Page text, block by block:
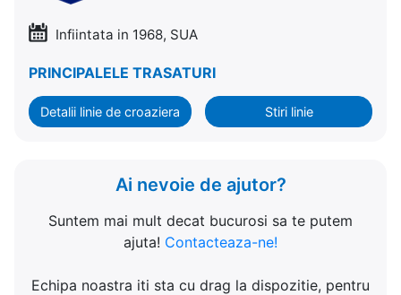
Infiintata in 1968, SUA
PRINCIPALELE TRASATURI
Detalii linie de croaziera Stiri linie
Ai nevoie de ajutor?
Suntem mai mult decat bucurosi sa te putem
ajuta! Contacteaza-ne!
Echipa noastra iti sta cu drag la dispozitie, pentru